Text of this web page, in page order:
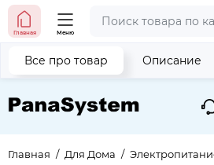
Главная Меню
Главная Для Дома
Все про товар Описание